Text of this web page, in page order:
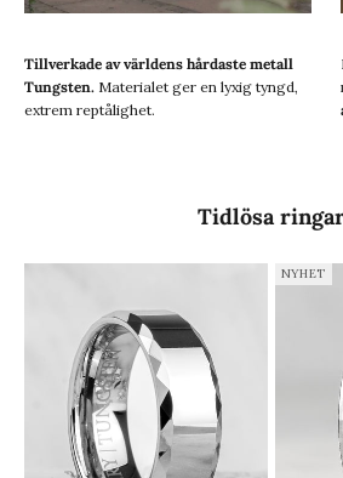
Tillverkade av världens hårdaste metall
Tungsten. Materialet ger en lyxig tyngd,
extrem reptålighet.
Tidlösa
NYHET